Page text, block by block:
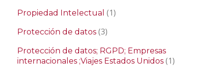
Propiedad Intelectual (1)
Protección de datos (3)
Protección de datos; RGPD; Empresas
internacionales ;Viajes Estados Unidos (1)